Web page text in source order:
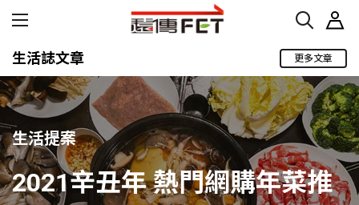
生活誌文章 更多文章
生活提案
2021辛丑年 熱門網購年菜推